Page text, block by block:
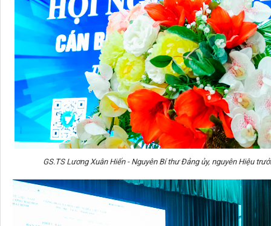
GS.TS Lương Xuân Hiến - Nguyên Bí thư Đảng ủy, nguyên Hiệu